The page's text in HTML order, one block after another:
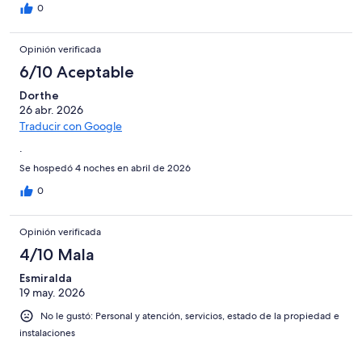
0
Opinión verificada
6/10 Aceptable
Dorthe
26 abr. 2026
Traducir con Google
.
Se hospedó 4 noches en abril de 2026
0
Opinión verificada
4/10 Mala
Esmiralda
19 may. 2026
No le gustó: Personal y atención, servicios, estado de la propiedad e
instalaciones